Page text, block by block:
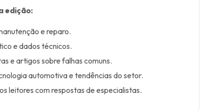
edição:
e reparo.
e dados técnicos.
e artigos sobre falhas comuns.
automotiva e tendências do setor.
leitores com respostas de especialistas.